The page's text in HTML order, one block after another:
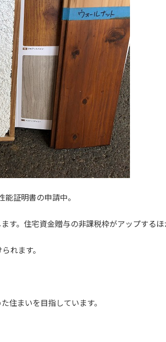
証明書の申請中。
す。住宅資金贈与の非課税枠がアップする
れます。
住まいを目指しています。